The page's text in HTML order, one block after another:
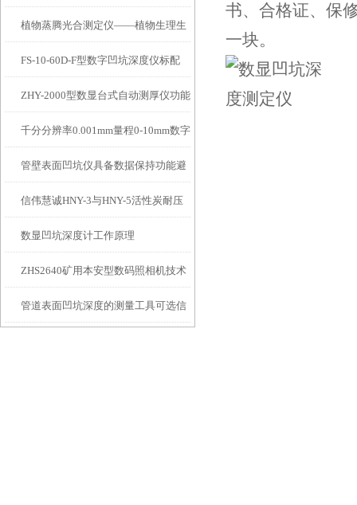
便携式检测工具
植物蒸腾光合测定仪——植物生理生
态的实时监测设备
FS-10-60D-F型数字凹坑深度仪标配
IP54级表头分辨率0.01mm量程
10mm！
ZHY-2000型数显台式自动测厚仪功能
特点
千分分辨率0.001mm量程0-10mm数字
埋头度仪技术参数！
管壁表面凹坑仪具备数据保持功能避
免测试过程中测针移动导致数据变动
信伟慧诚HNY-3与HNY-5活性炭耐压
强度测定仪技术参数！
数显凹坑深度计工作原理
ZHS2640矿用本安型数码照相机技术
参数！
管道表面凹坑深度的测量工具可选信
书、合格证、保
一块。